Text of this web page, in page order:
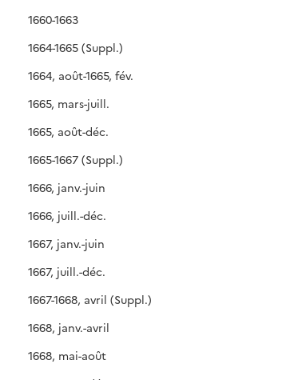
1660-1663
1664-1665 (Suppl.)
1664, août-1665, fév.
1665, mars-juill.
1665, août-déc.
1665-1667 (Suppl.)
1666, janv.-juin
1666, juill.-déc.
1667, janv.-juin
1667, juill.-déc.
1667-1668, avril (Suppl.)
1668, janv.-avril
1668, mai-août